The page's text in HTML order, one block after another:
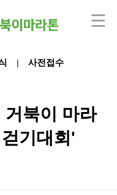
사전접수
북이 마라
기대회'